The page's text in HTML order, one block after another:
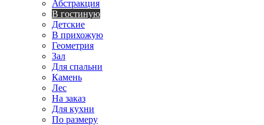
Абстракция
В гостиную
Детские
В прихожую
Геометрия
Зал
Для спальни
Камень
Лес
На заказ
Для кухни
По размеру